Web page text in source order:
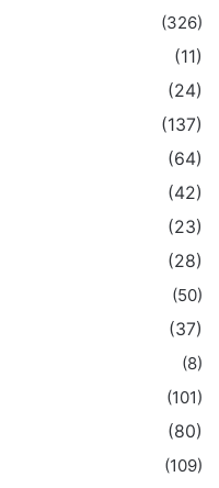
(326)
(11)
(24)
(137)
(64)
(42)
(23)
(28)
(50)
(37)
(8)
(101)
(80)
(109)